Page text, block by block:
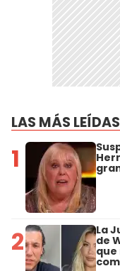
LAS MÁS LEÍDAS
1
2 La
de